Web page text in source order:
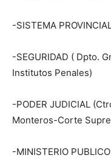
-SISTEMA
-SEGURIDAD ( Dpto.
Institutos Penales)
-PODER JUDICIAL
Monteros-Corte
-MINISTERIO